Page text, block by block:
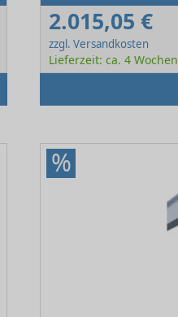
2.015,05 €
zzgl. Versandkosten
Lieferzeit: ca. 4 Wochen
%